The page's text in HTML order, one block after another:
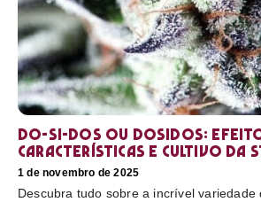
Do-Si-Dos ou Dosidos:
características e cultivo da
1 de novembro de 2025
Descubra tudo sobre a incrível variedade